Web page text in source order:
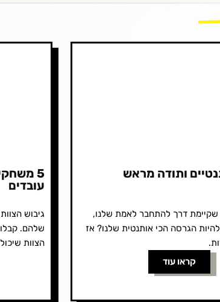
ותודה מראש
שקיימת דרך להתחבר לאמת שלנו,
הגרסה הכי אותנטית שלנו? אז
קראו עוד
5
עובדים
גיבוש
הצוות